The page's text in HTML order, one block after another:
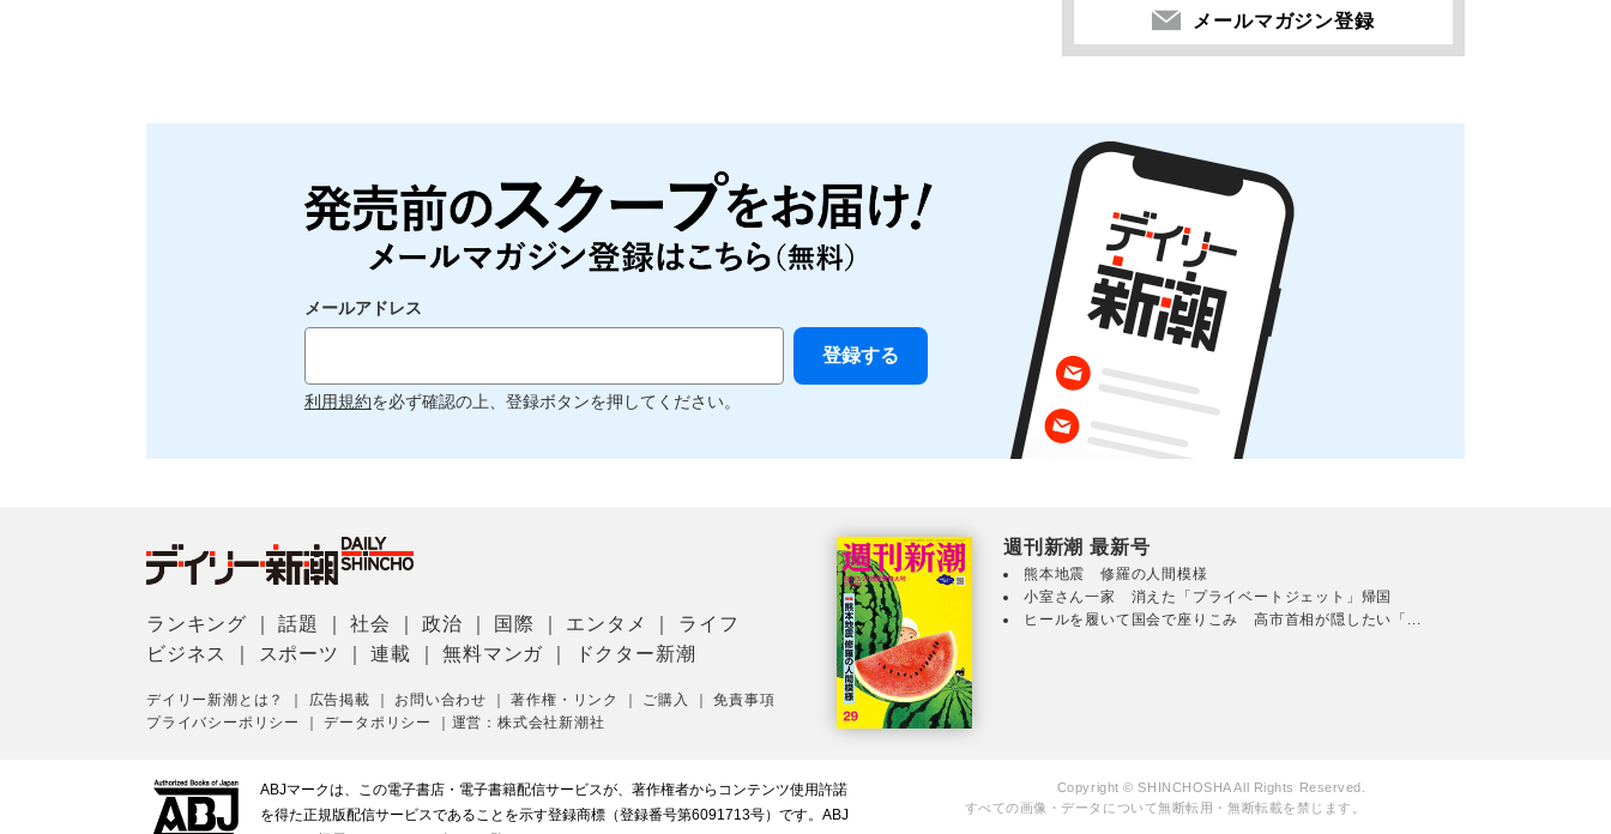
メールマガジン登録
メールアドレス
利用規約を必ず確認の上、登録ボタンを押してください。
ランキング ｜話題 ｜社会 ｜政治 国際 エンタメ
ライフ
ビジネス
スポーツ ｜連載 ｜無料マンガ ドクター新潮
デイリー新潮とは？ 広告掲載 お問い合わせ ｜著作権・リンク ご購入 ｜免責事項
プライバシーポリシー
｜データポリシー 運営：株式会社新潮社
週刊新潮 最新号
熊本地震 修羅の人間模様
小室さん一家 消えた「プライベートジェット」帰国
ヒールを履いて国会で座りこみ 高市首相が隠したい「...
ABJマークは、この電子書店・電子書籍配信サービスが、著作権者からコンテンツ使用許諾
を得た正規版配信サービスであることを示す登録商標（登録番号第6091713号）です。ABJ
Copyright © SHINCHOSHA All Rights Reserved.
すべての画像・データについて無断転用・無断転載を禁じます。